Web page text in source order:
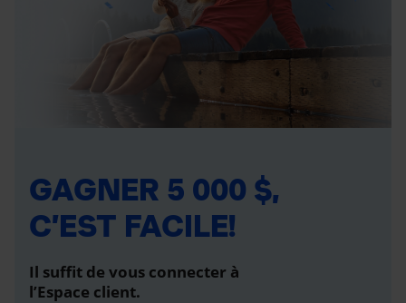
GAGNER 5 000 $,
C’EST FACILE!
Il suffit de vous connecter à
l’Espace client.